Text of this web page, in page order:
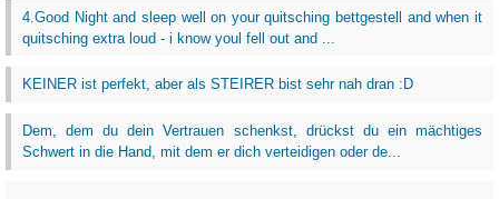
4.Good Night and sleep well on your quitsching bettgestell and when it
quitsching extra loud - i know youl fell out and ...
KEINER ist perfekt, aber als STEIRER bist sehr nah dran :D
Dem, dem du dein Vertrauen schenkst, drückst du ein mächtiges
Schwert in die Hand, mit dem er dich verteidigen oder de...